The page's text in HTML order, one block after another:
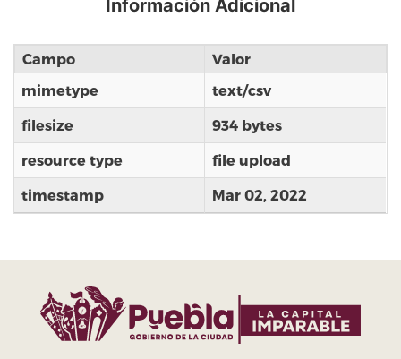
Información Adicional
Campo
Valor
mimetype
text/csv
filesize 934 bytes
resource type file upload
timestamp Mar 02, 2022